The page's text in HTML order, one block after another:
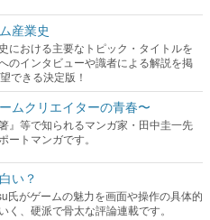
産業史
における主要なトピック・タイトルを
のインタビューや識者による解説を掲
できる決定版！
ムクリエイターの青春〜
』等で知られるマンガ家・田中圭一先
ートマンガです。
い？
氏がゲームの魅力を画面や操作の具体的
く、硬派で骨太な評論連載です。